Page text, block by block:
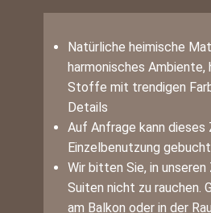
Natürliche heimische
harmonisches Ambiente,
Stoffe mit trendigen
Details
Auf Anfrage kann dieses
Einzelbenutzung
Wir bitten Sie, in unseren
Suiten nicht zu rauchen.
am Balkon oder in der